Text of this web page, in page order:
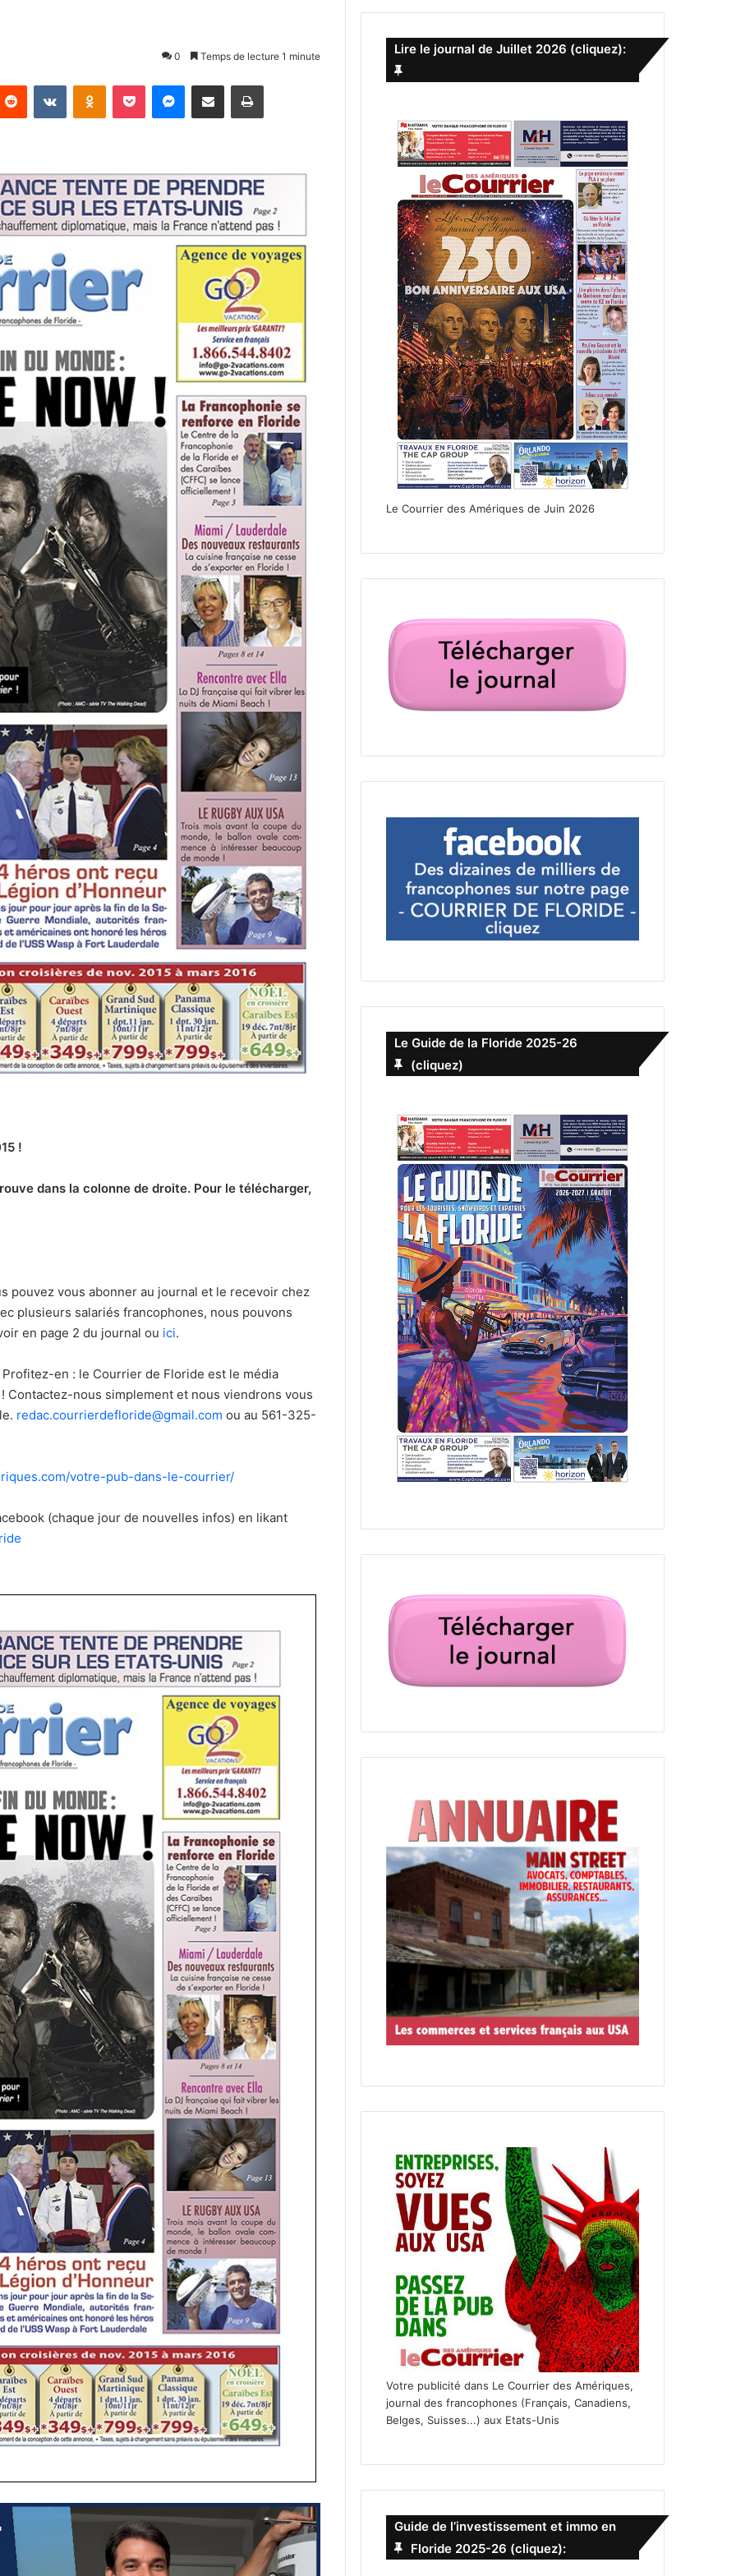
0 Temps de lecture 1 minute
!
dans la colonne de droite. Pour le télécharger,
pouvez vous abonner au journal et le recevoir chez
plusieurs salariés francophones, nous pouvons
en page 2 du journal ou ici.
en : le Courrier de Floride est le média
nous simplement et nous viendrons vous
redac.courrierdefloride@gmail.com ou au 561-325-
votre-pub-dans-le-courrier/
(chaque jour de nouvelles infos) en likant
c
h
:
Lire le journal de Juillet 2026 (cliquez):
Le Courrier des Amériques de Juin 2026
Le Guide de la Floride 2025-26
(cliquez)
Votre publicité dans Le Courrier des Amériques,
journal des francophones (Français, Canadiens,
Belges, Suisses...) aux Etats-Unis
Guide de l’investissement et immo en
Floride 2025-26 (cliquez):